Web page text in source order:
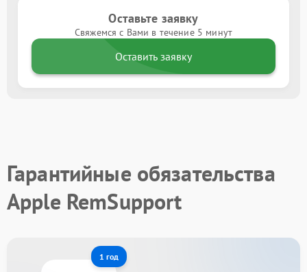
Оставьте заявку
Свяжемся с Вами в течение 5 минут
Оставить заявку
Гарантийные обязательства
Apple RemSupport
1 год